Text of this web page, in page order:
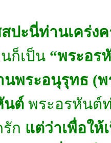
ปะนี่ท่านเคร่ง
ก็เป็น “พระอร
นพระอนุรุทธ (
นต์พระอรหันต์
ก แต่ว่าเพื่อให้